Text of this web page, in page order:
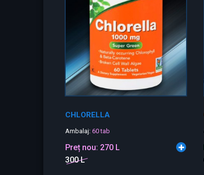
CHLORELLA
Ambalaj: 60 tab
Preț nou: 270 L
300 L